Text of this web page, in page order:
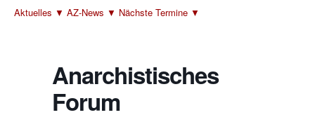
springen
springen
Aktuelles ▼ AZ-News ▼ Nächste Termine ▼
Anarchistisches
Forum